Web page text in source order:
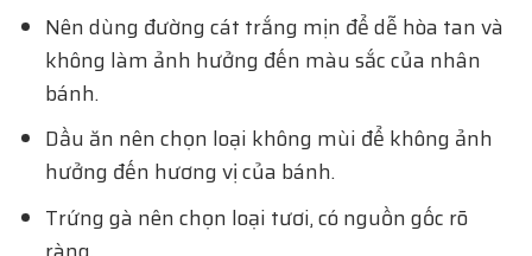
Nên dùng đường cát trắng mịn để dễ hòa tan và
không làm ảnh hưởng đến màu sắc của nhân
bánh.
Dầu ăn nên chọn loại không mùi để không ảnh
hưởng đến hương vị của bánh.
Trứng gà nên chọn loại tươi, có nguồn gốc rõ